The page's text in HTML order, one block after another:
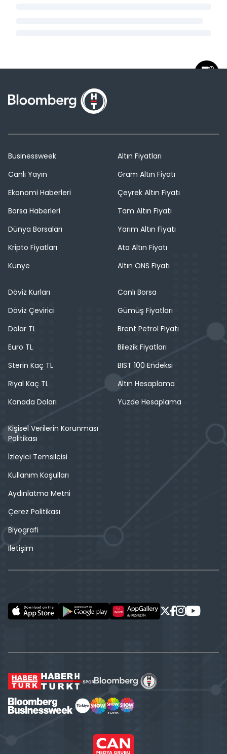
Businessweek
Canlı Yayın
Ekonomi Haberleri
Borsa Haberleri
Dünya Borsaları
Kripto Fiyatları
Künye
Altın Fiyatları
Gram Altın Fiyatı
Çeyrek Altın Fiyatı
Tam Altın Fiyatı
Yarım Altın Fiyatı
Ata Altın Fiyatı
Altın ONS Fiyatı
Döviz Kurları
Döviz Çevirici
Dolar TL
Euro TL
Sterin Kaç TL
Riyal Kaç TL
Kanada Doları
Canlı Borsa
Gümüş Fiyatları
Brent Petrol Fiyatı
Bilezik Fiyatları
BIST 100 Endeksi
Altın Hesaplama
Yüzde Hesaplama
Kişisel Verilerin Korunması
Politikası
İzleyici Temsilcisi
Kullanım Koşulları
Aydınlatma Metni
Çerez Politikası
Biyografi
İletişim